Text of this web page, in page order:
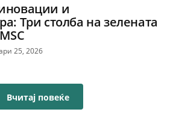
и
Три столба на зелената
25, 2026
Вчитај повеќе